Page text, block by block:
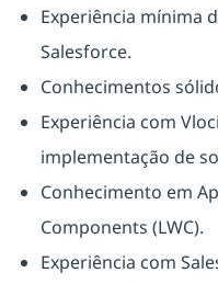
Experiência mínima
Salesforce.
Conhecimentos
Experiência com
implementação de
Conhecimento em
Components (LWC).
Experiência com